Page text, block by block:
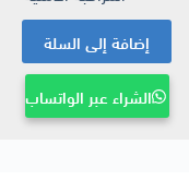
إضافة إلى السلة
الشراء عبر الواتساب